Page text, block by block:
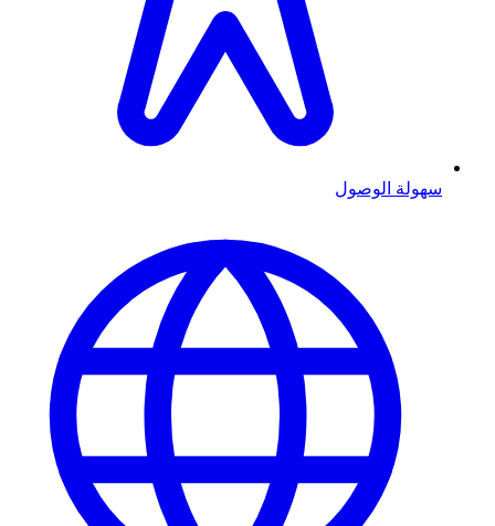
سهولة الوصول